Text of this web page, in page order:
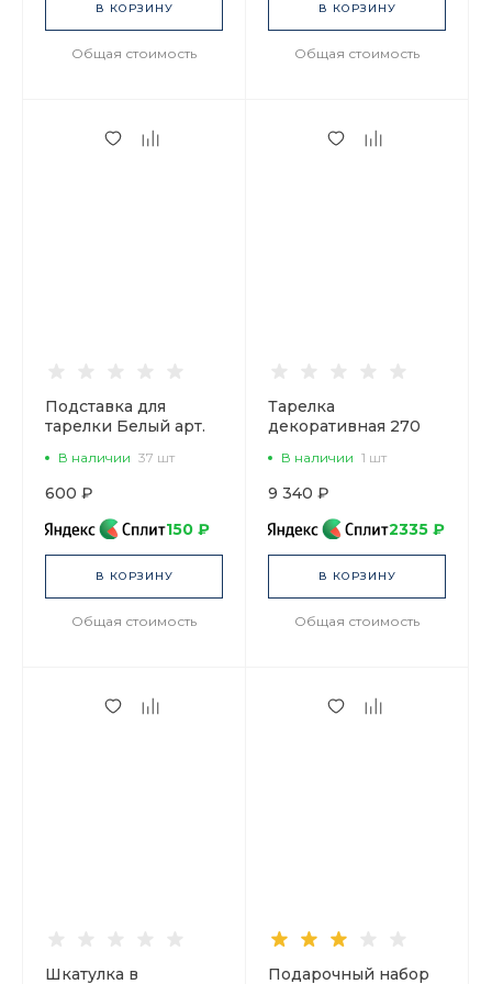
В КОРЗИНУ
Общая стоимость
В КОРЗИНУ
Общая стоимость
Подставка для
тарелки Белый арт.
В наличии 37 шт
600 ₽
150 ₽
В КОРЗИНУ
Общая стоимость
Тарелка
декоративная 270
подарочной
упаковке, рисунок
Готическая 2 арт.
81.25624.00.1
В наличии 1 шт
9 340 ₽
2335 ₽
В КОРЗИНУ
Общая стоимость
Шкатулка в Подарочный набор